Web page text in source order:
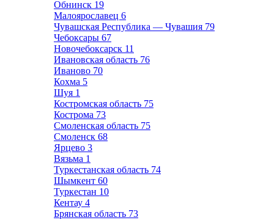
Обнинск 19
Малоярославец 6
Чувашская Республика — Чувашия 79
Чебоксары 67
Новочебоксарск 11
Ивановская область 76
Иваново 70
Кохма 5
Шуя 1
Костромская область 75
Кострома 73
Смоленская область 75
Смоленск 68
Ярцево 3
Вязьма 1
Туркестанская область 74
Шымкент 60
Туркестан 10
Кентау 4
Брянская область 73